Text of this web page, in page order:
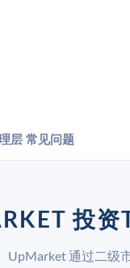
层 常见问题
投资
UpMarket 通过二级